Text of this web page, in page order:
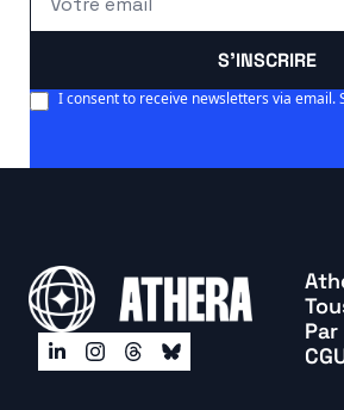
S'INSCRIRE
I consent to receive newsletters via email.